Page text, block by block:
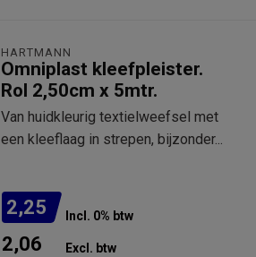
HARTMANN
Omniplast kleefpleister.
Rol 2,50cm x 5mtr.
Van huidkleurig textielweefsel met
een kleeflaag in strepen, bijzonder...
2,25 Incl. 0% btw
2,06 Excl. btw